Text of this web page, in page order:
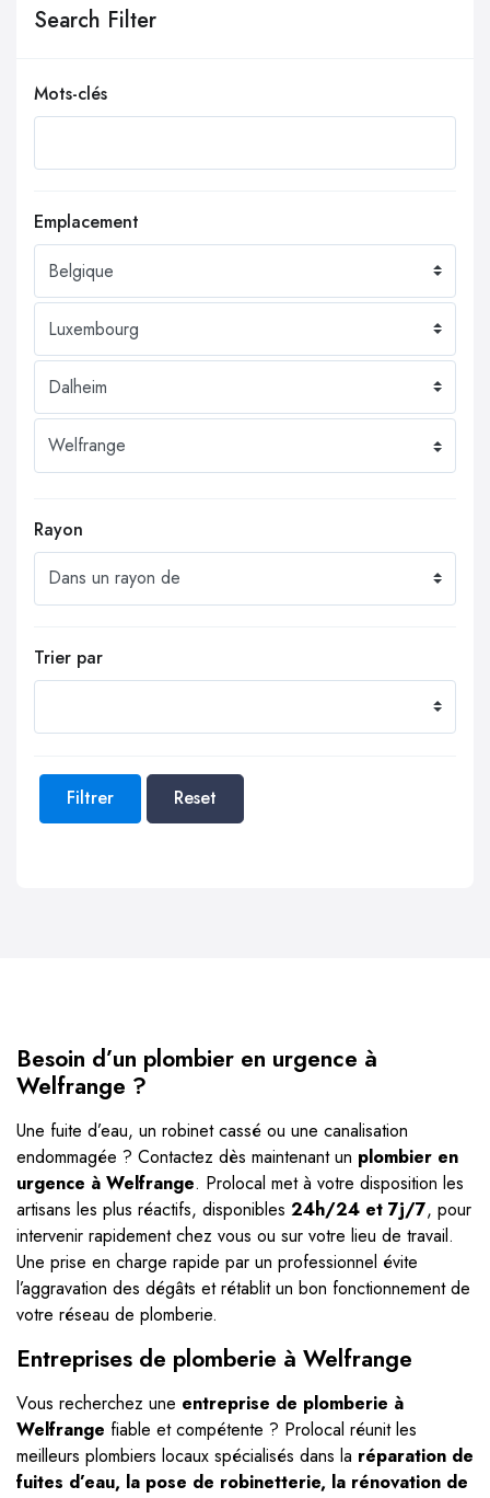
Search Filter
Mots-clés
Emplacement
Rayon
Trier par
Filtrer Reset
Besoin d’un plombier en urgence à
Welfrange ?
Une fuite d’eau, un robinet cassé ou une canalisation
endommagée ? Contactez dès maintenant un plombier en
urgence à Welfrange. Prolocal met à votre disposition les
artisans les plus réactifs, disponibles 24h/24 et 7j/7, pour
intervenir rapidement chez vous ou sur votre lieu de travail.
Une prise en charge rapide par un professionnel évite
l’aggravation des dégâts et rétablit un bon fonctionnement de
votre réseau de plomberie.
Entreprises de plomberie à Welfrange
Vous recherchez une entreprise de plomberie à
Welfrange fiable et compétente ? Prolocal réunit les
meilleurs plombiers locaux spécialisés dans la réparation de
fuites d’eau, la pose de robinetterie, la rénovation de